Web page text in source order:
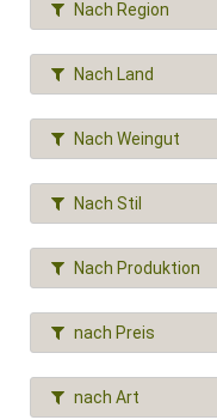
Nach Region
Nach Land
Nach Weingut
Nach Stil
Nach Produktion
nach Preis
nach Art